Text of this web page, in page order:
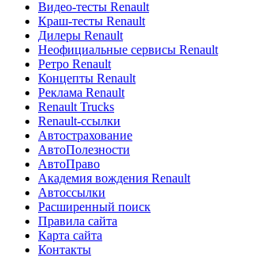
Видео-тесты Renault
Краш-тесты Renault
Дилеры Renault
Неофициальные сервисы Renault
Ретро Renault
Концепты Renault
Реклама Renault
Renault Trucks
Renault-ссылки
Автострахование
АвтоПолезности
АвтоПраво
Академия вождения Renault
Автоссылки
Расширенный поиск
Правила сайта
Карта сайта
Контакты